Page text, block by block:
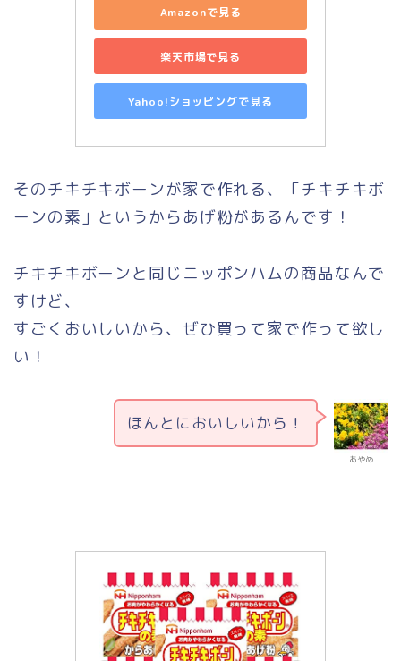
Amazonで見る
楽天市場で見る
Yahoo!ショッピングで見る
そのチキチキボーンが家で作れる、「チキチキボ
ーンの素」というからあげ粉があるんです！
チキチキボーンと同じニッポンハムの商品なんで
すけど、
すごくおいしいから、ぜひ買って家で作って欲し
い！
あやめ
ほんとにおいしいから！